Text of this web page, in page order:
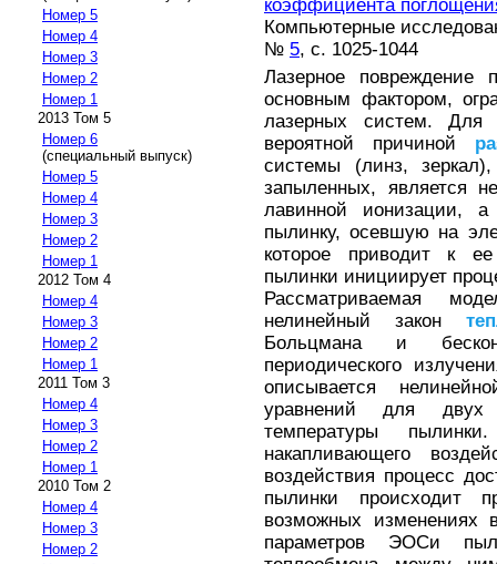
Номер 5
Номер 4
Номер 3
Номер 2
Номер 1
2013 Том 5
Номер 6
(специальный выпуск)
Номер 5
Номер 4
Номер 3
Номер 2
Номер 1
2012 Том 4
Номер 4
Номер 3
Номер 2
Номер 1
2011 Том 3
Номер 4
Номер 3
Номер 2
Номер 1
2010 Том 2
Номер 4
Номер 3
Номер 2
коэффициента
Компьютерные
№ 5, с. 1025-1044
Лазерное повреждение
основным фактором,
лазерных систем. Для
вероятной причиной
системы (линз,
запыленных, является
лавинной ионизации,
пылинку, осевшую на
которое приводит к
пылинки инициирует
Рассматриваемая
нелинейный закон
Больцмана и
периодического
описывается
уравнений для
температуры
накапливающего
воздействия процесс
пылинки происходит
возможных изменениях
параметров ЭОСи